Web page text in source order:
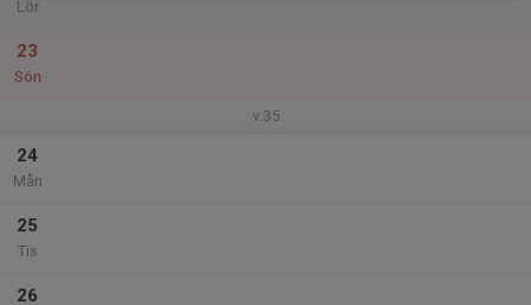
Lör
23
Sön
v.35
24
Mån
25
Tis
26